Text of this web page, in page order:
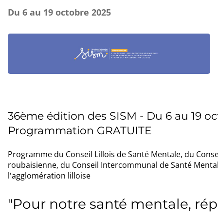
Du 6 au 19 octobre 2025
36ème édition des SISM - Du 6 au 19
Programmation GRATUITE
Programme du Conseil Lillois de Santé Mentale, du
roubaisienne, du Conseil Intercommunal de Santé
l'agglomération lilloise
"Pour notre santé mentale,